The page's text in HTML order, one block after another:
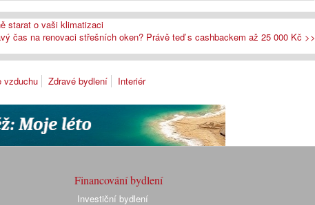
starat o vaši klimatizaci
čas na renovaci střešních oken? Právě teď s cashbackem až 25 000 Kč >>
vzduchu Zdravé bydlení Interiér
Financování bydlení
Investiční bydlení